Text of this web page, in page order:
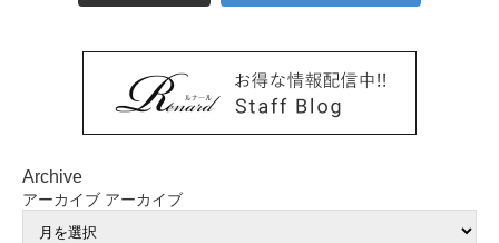
Archive
アーカイブ アーカイブ